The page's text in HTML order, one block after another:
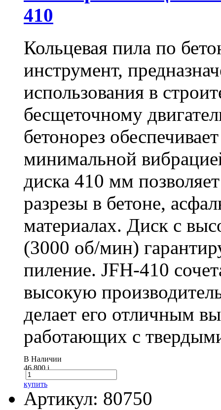
410
Кольцевая пила по
инструмент,
использования в
бесщеточному
бетонорез
минимальной
диска 410 мм
разрезы в бетоне,
материалах. Диск с
(3000 об/мин)
пиление. JFH-410
высокую
делает его отличным
работающих с
В Наличии
46 800i
купить
Артикул: 80750